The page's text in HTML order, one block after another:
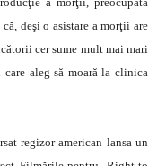
deşi o asistare a morţii are
cer sume mult mai mari
aleg să moară la clinica
regizor american lansa un